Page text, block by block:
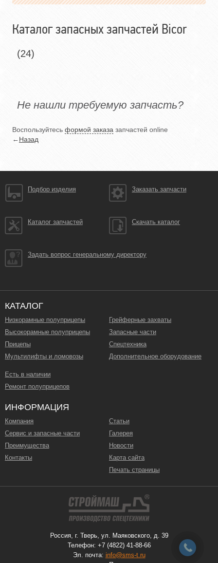
Каталог запасных запчастей Bicor
(24)
Не нашли требуемую запчасть?
Воспользуйтесь формой заказа запчастей online
←Назад
Подбор изделия Заказать запчасти
Каталог запчастей Скачать каталог
Задать вопрос генеральному директору
КАТАЛОГ
Низкорамные полуприцепы
Высокорамные полуприцепы
Прицепы
Мультилифты и ломовозы
Грейферные захваты
Запасные части
Спецтехника
Дополнительное оборудование
Есть в наличии
Ремонт полуприцепов
ИНФОРМАЦИЯ
Компания
Сервис и запасные части
Преимущества
Контакты
Статьи
Галерея
Новости
Карта сайта
Печать страницы
Россия, г. Тверь, ул. Маяковского, д. 39
Телефон: +7 (4822) 41-88-66
Эл. почта: info@sms-t.ru